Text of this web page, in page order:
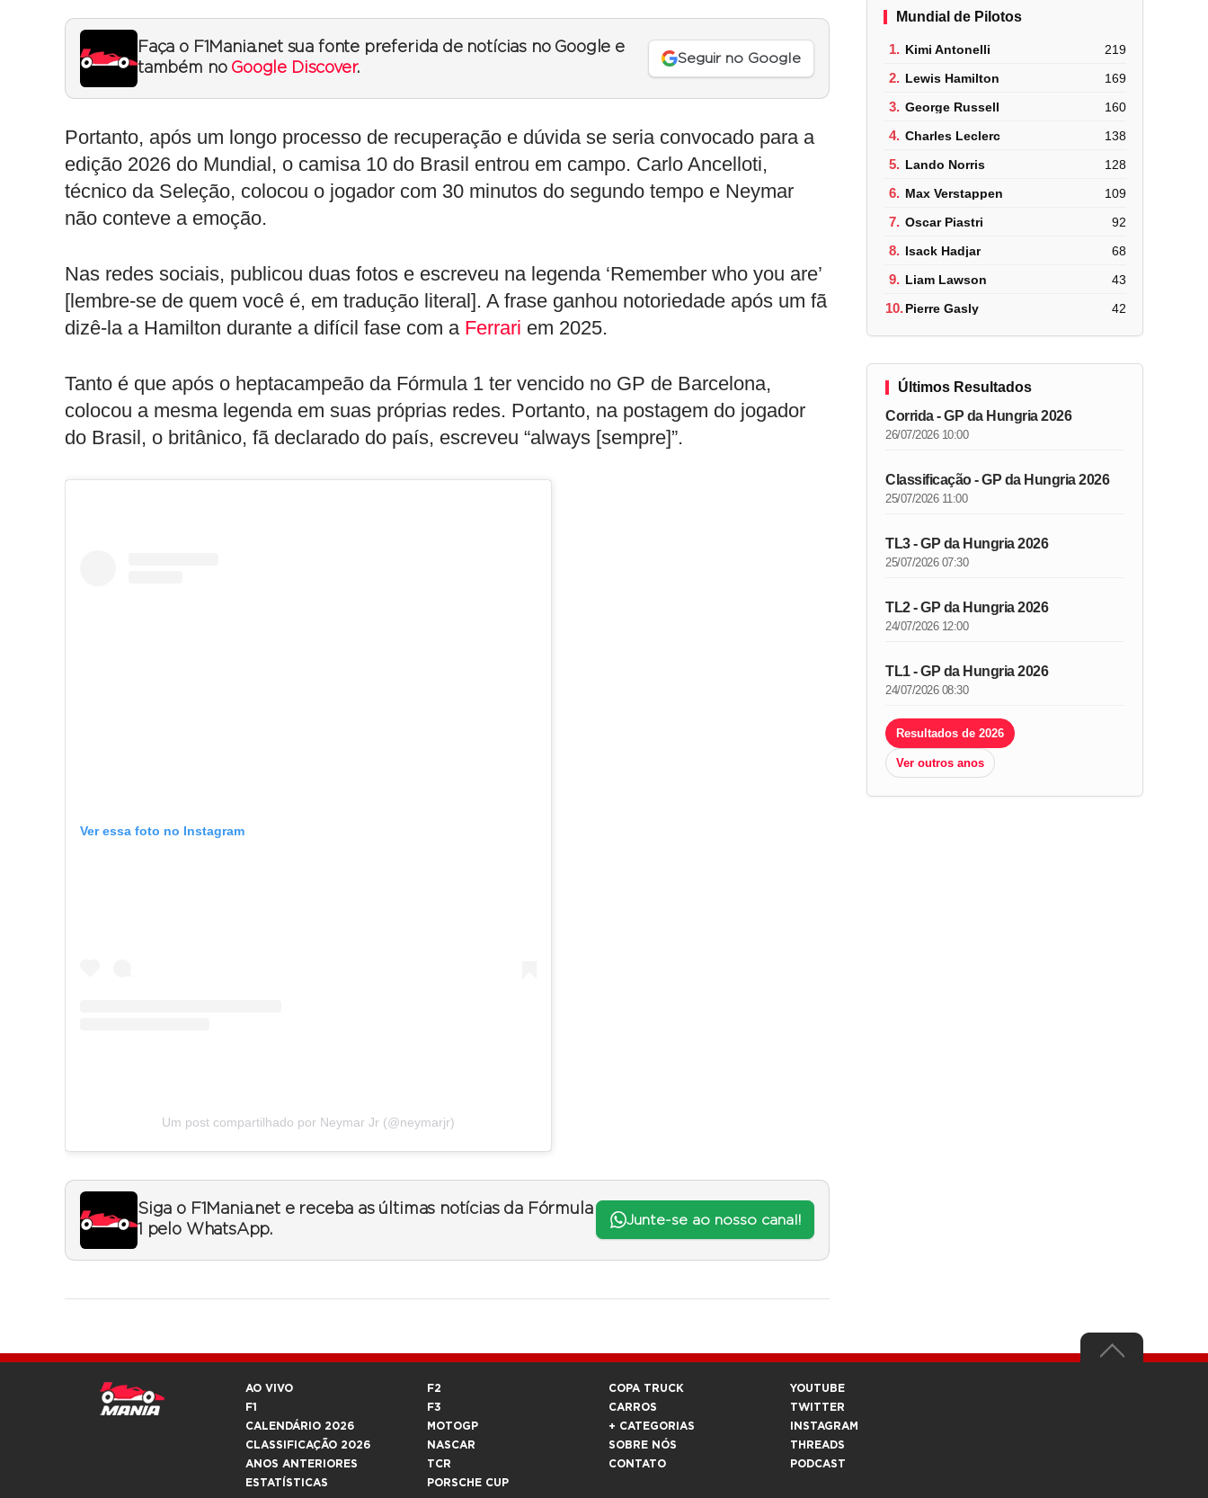
Faça o F1Mania.net sua fonte preferida de notícias no Google e
também no Google Discover.
Seguir no Google
Portanto, após um longo processo de recuperação e dúvida se seria convocado para a
edição 2026 do Mundial, o camisa 10 do Brasil entrou em campo. Carlo Ancelloti,
técnico da Seleção, colocou o jogador com 30 minutos do segundo tempo e Neymar
não conteve a emoção.
Nas redes sociais, publicou duas fotos e escreveu na legenda ‘Remember who you are’
[lembre-se de quem você é, em tradução literal]. A frase ganhou notoriedade após um fã
dizê-la a Hamilton durante a difícil fase com a Ferrari em 2025.
Tanto é que após o heptacampeão da Fórmula 1 ter vencido no GP de Barcelona,
colocou a mesma legenda em suas próprias redes. Portanto, na postagem do jogador
do Brasil, o britânico, fã declarado do país, escreveu “always [sempre]”.
Ver essa foto no Instagram
Um post compartilhado por Neymar Jr (@neymarjr)
Siga o F1Mania.net e receba as últimas notícias da Fórmula
1 pelo WhatsApp.
Junte-se ao nosso canal!
Mundial de Pilotos
1. Kimi Antonelli 219
2. Lewis Hamilton 169
3. George Russell 160
4. Charles Leclerc 138
5. Lando Norris 128
6. Max Verstappen 109
7. Oscar Piastri 92
8. Isack Hadjar 68
9. Liam Lawson 43
10.Pierre Gasly 42
Últimos Resultados
Corrida - GP da Hungria 2026
26/07/2026 10:00
Classificação - GP da Hungria 2026
25/07/2026 11:00
TL3 - GP da Hungria 2026
25/07/2026 07:30
TL2 - GP da Hungria 2026
24/07/2026 12:00
TL1 - GP da Hungria 2026
24/07/2026 08:30
Resultados de 2026
Ver outros anos
AO VIVO
F1
CALENDÁRIO 2026
CLASSIFICAÇÃO 2026
ANOS ANTERIORES
ESTATÍSTICAS
F2
F3
MOTOGP
NASCAR
TCR
PORSCHE CUP
COPA TRUCK
CARROS
+ CATEGORIAS
SOBRE NÓS
CONTATO
YOUTUBE
TWITTER
INSTAGRAM
THREADS
PODCAST